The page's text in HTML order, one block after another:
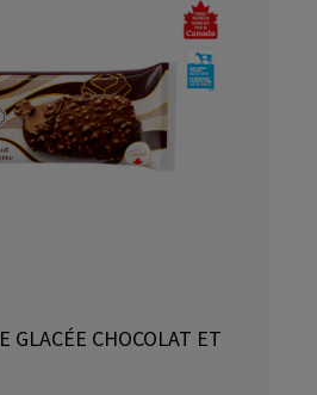
GLACÉE CHOCOLAT ET